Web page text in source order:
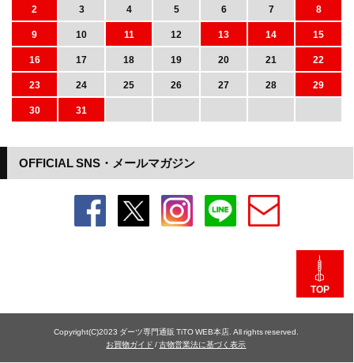
OFFICIAL SNS・メールマガジン
2
3 4 5 6 7
8
9
10 11 12 13 14
15
16
17 18 19 20 21
22
23
24 25 26 27 28
29
30
31
TOP
Copyright(C)2023 ダーツ専門通販 TiTO WEB本店. All rights reserved.
お買物ガイド /古物営業法に基づく表示